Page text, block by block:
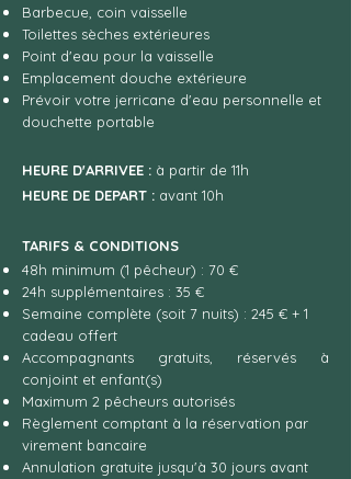
Barbecue, coin vaisselle
Toilettes sèches extérieures
Point d'eau pour la vaisselle
Emplacement douche extérieure
Prévoir votre jerricane d'eau personnelle et
douchette portable
HEURE D'ARRIVEE : à partir de 11h
HEURE DE DEPART : avant 10h
TARIFS & CONDITIONS
48h minimum (1 pêcheur) : 70 €
24h supplémentaires : 35 €
Semaine complète (soit 7 nuits) : 245 € + 1
cadeau offert
Accompagnants gratuits, réservés à
conjoint et enfant(s)
Maximum 2 pêcheurs autorisés
Règlement comptant à la réservation par
virement bancaire
Annulation gratuite jusqu'à 30 jours avant